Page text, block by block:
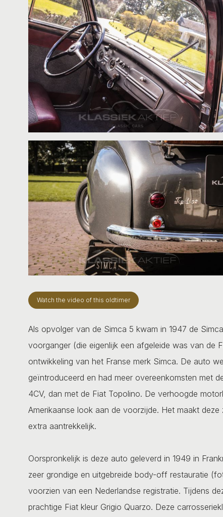
Watch the video of this oldtimer
Als opvolger van de Simca 5 kwam in 1947 de
voorganger (die eigenlijk een afgeleide was van de
ontwikkeling van het Franse merk Simca. De auto
geïntroduceerd en had meer overeenkomsten met
4CV, dan met de Fiat Topolino. De verhoogde
Amerikaanse look aan de voorzijde. Het maakt
extra aantrekkelijk.
Oorspronkelijk is deze auto geleverd in 1949 in
zeer grondige en uitgebreide body-off restauratie
voorzien van een Nederlandse registratie. Tijdens
prachtige Fiat kleur Grigio Quarzo. Deze